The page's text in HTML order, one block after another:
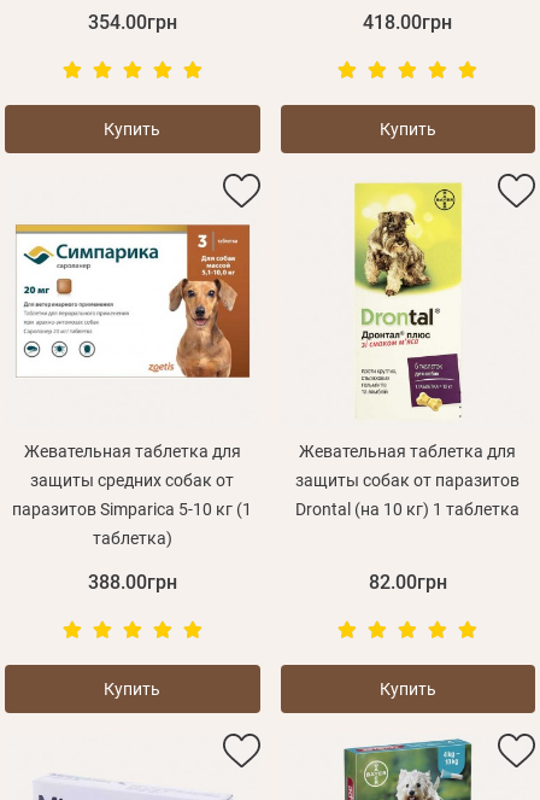
354.00грн
Купить
418.00грн
Купить
Жевательная таблетка для
защиты средних собак от
паразитов Simparica 5-10 кг (1
таблетка)
388.00грн
Купить
Жевательная таблетка для
защиты собак от паразитов
Drontal (на 10 кг) 1 таблетка
82.00грн
Купить